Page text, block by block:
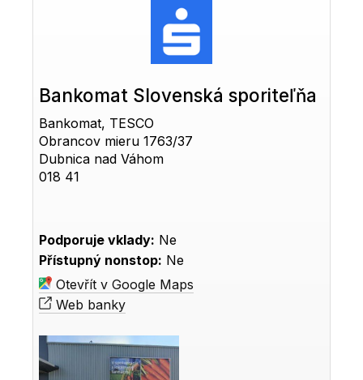
Bankomat Slovenská sporiteľňa
Bankomat, TESCO
Obrancov mieru 1763/37
Dubnica nad Váhom
018 41
Podporuje vklady: Ne
Přístupný nonstop: Ne
Otevřít v Google Maps
Web banky